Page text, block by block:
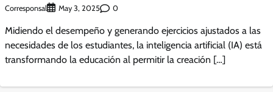
Corresponsal May 3, 2025 0
Midiendo el desempeño y generando ejercicios ajustados a las
necesidades de los estudiantes, la inteligencia artificial (IA) está
transformando la educación al permitir la creación […]